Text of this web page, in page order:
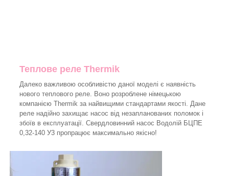
Теплове реле Thermik
Далеко важливою особливістю даної моделі є наявність
нового теплового реле. Воно розроблене німецькою
компанією Thermik за найвищими стандартами якості. Дане
реле надійно захищає насос від незапланованих поломок і
збоїв в експлуатації. Свердловинний насос Водолій БЦПЕ
0,32-140 У3 пропрацює максимально якісно!